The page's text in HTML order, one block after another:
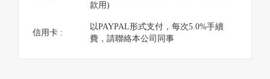
款用)
信用卡 :
以PAYPAL形式支付，每次5.0%手續
費，請聯絡本公司同事